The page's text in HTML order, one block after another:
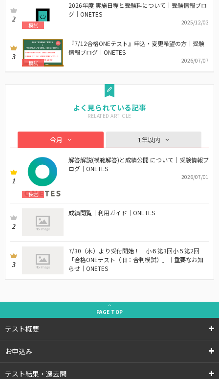
2
模試
2026年度 実施日程と受験料について｜受験情報ブロ
グ｜ONETES
2025/12/03
3
模試
『7/12合格ONEテスト』申込・変更希望の方｜受験
情報ブログ｜ONETES
2026/07/07
よく見られている記事
今月 1年以内
1
模試
解答解説(模範解答)と成績公開 について｜受験情報ブ
ログ｜ONETES
2026/07/01
2
成績閲覧｜利用ガイド｜ONETES
3
7/30（木）より受付開始！ 小６第3回小５第2回
「合格ONEテスト（旧：合判模試）」｜重要なお知
らせ｜ONETES
PAGE TOP
テスト概要
お申込み
テスト結果・過去問